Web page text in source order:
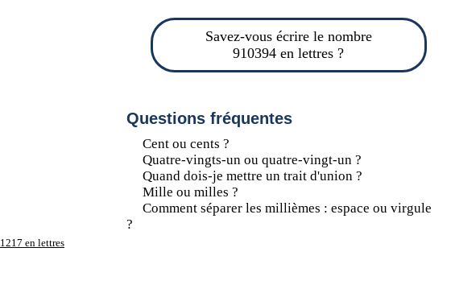
Savez-vous écrire le nombre
910394 en lettres ?
Questions fréquentes
Cent ou cents ?
Quatre-vingts-un ou quatre-vingt-un ?
Quand dois-je mettre un trait d'union ?
Mille ou milles ?
Comment séparer les millièmes : espace ou virgule
?
1217 en lettres